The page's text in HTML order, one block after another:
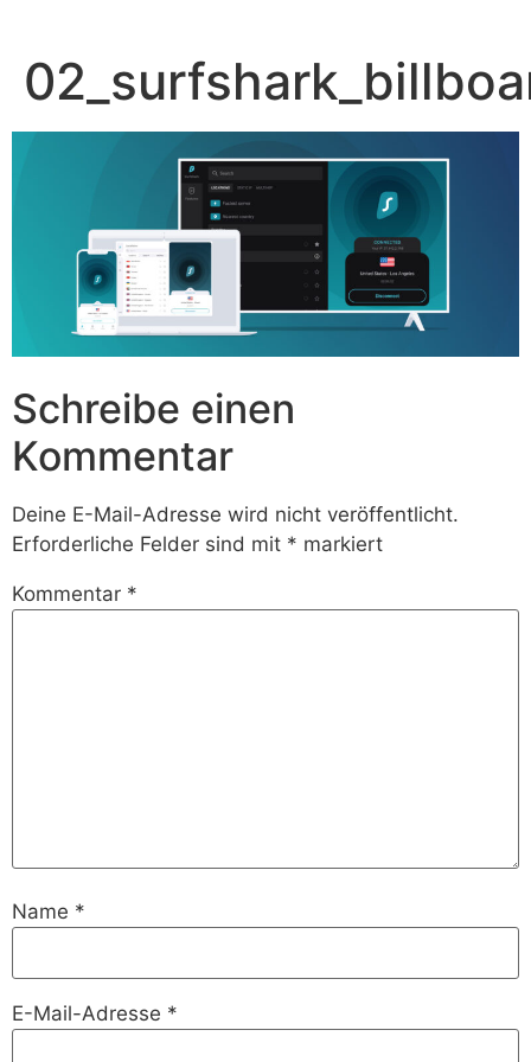
springen
Schreibe einen
Kommentar
Deine E-Mail-Adresse wird nicht veröffentlicht.
Erforderliche Felder sind mit * markiert
Kommentar *
Name *
E-Mail-Adresse *